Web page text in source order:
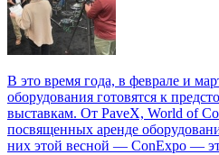
В это время года, в феврале и
оборудования готовятся к
выставкам. От PaveX, World of
посвященных аренде
них этой весной — ConExpo —